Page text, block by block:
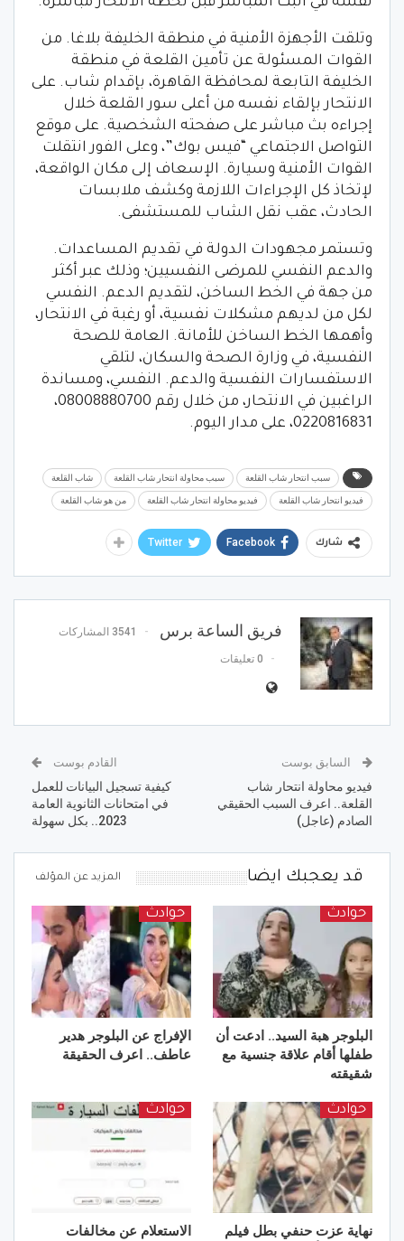
وتلقت الأجهزة الأمنية في منطقة الخليفة بلاغا. من
القوات المسئولة عن تأمين القلعة في منطقة
الخليفة التابعة لمحافظة القاهرة، بإقدام شاب. على
الانتحار بإلقاء نفسه من أعلى سور القلعة خلال
إجراءه بث مباشر على صفحته الشخصية. على موقع
التواصل الاجتماعي “فيس بوك”، وعلى الفور انتقلت
القوات الأمنية وسيارة. الإسعاف إلى مكان الواقعة،
لإتخاذ كل الإجراءات اللازمة وكشف ملابسات
الحادث، عقب نقل الشاب للمستشفى.
وتستمر مجهودات الدولة في تقديم المساعدات.
والدعم النفسي للمرضى النفسيين؛ وذلك عبر أكثر
من جهة في الخط الساخن، لتقديم الدعم. النفسي
لكل من لديهم مشكلات نفسية، أو رغبة في الانتحار،
وأهمها الخط الساخن للأمانة. العامة للصحة
النفسية، في وزارة الصحة والسكان، لتلقي
الاستفسارات النفسية والدعم. النفسي، ومساندة
الراغبين في الانتحار، من خلال رقم 08008880700،
0220816831، على مدار اليوم.
سبب انتحار شاب القلعة سبب محاولة انتحار شاب القلعة شاب القلعة
فيديو انتحار شاب القلعة فيديو محاولة انتحار شاب القلعة من هو شاب القلعة
شارك Facebook
Twitter
فريق الساعة برس 3541 المشاركات
0 تعليقات
السابق بوست
فيديو محاولة انتحار شاب
القلعة.. اعرف السبب الحقيقي
الصادم (عاجل)
القادم بوست
كيفية تسجيل البيانات للعمل
في امتحانات الثانوية العامة
2023.. بكل سهولة
قد يعجبك ايضا المزيد عن المؤلف
حوادث
البلوجر هبة السيد.. ادعت أن
طفلها أقام علاقة جنسية مع
شقيقته
حوادث
الإفراج عن البلوجر هدير
عاطف.. اعرف الحقيقة
حوادث
نهاية عزت حنفي بطل فيلم
حوادث
الاستعلام عن مخالفات